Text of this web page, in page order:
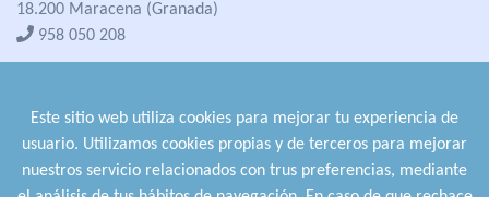
18.200 Maracena (Granada)
958 050 208
Este sitio web utiliza cookies para mejorar tu experiencia de
usuario. Utilizamos cookies propias y de terceros para mejorar
nuestros servicio relacionados con trus preferencias, mediante